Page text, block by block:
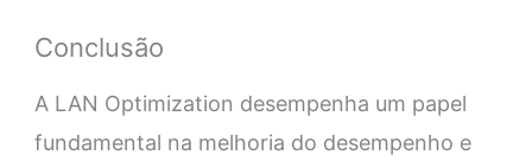
Conclusão
A LAN Optimization desempenha um papel
fundamental na melhoria do desempenho e